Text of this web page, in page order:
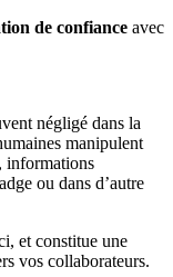
de confiance avec
négligé dans la
manipulent
informations
ou dans d’autre
et constitue une
vos collaborateurs.